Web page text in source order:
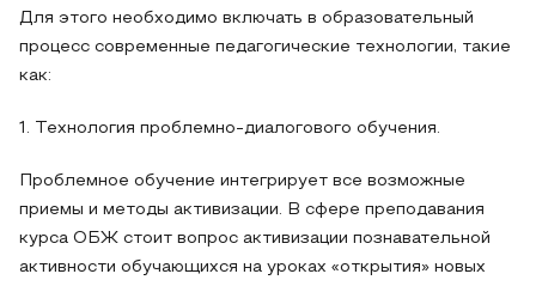
Для этого необходимо включать в образовательный
процесс современные педагогические технологии, такие
как:
1. Технология проблемно-диалогового обучения.
Проблемное обучение интегрирует все возможные
приемы и методы активизации. В сфере преподавания
курса ОБЖ стоит вопрос активизации познавательной
активности обучающихся на уроках «открытия» новых